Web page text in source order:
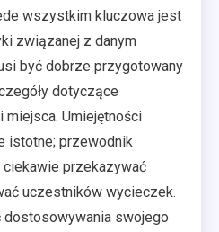
wszystkim kluczowa jest
związanej z danym
być dobrze przygotowany
dotyczące
Umiejętności
istotne; przewodnik
przekazywać
uczestników wycieczek.
dostosowywania swojego